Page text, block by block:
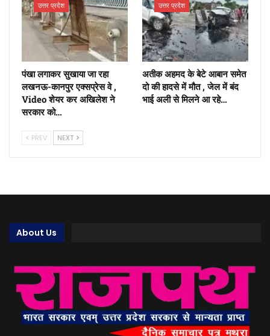
उत्तर प्रदेश
पंखा लगाकर सुखाया जा रहा
लखनऊ-कानपुर एक्सप्रेस वे ,
Video शेयर कर अखिलेश ने
सरकार को…
उत्तर प्रदेश
अतीक अहमद के बेटे आबान समेत
दो की हादसे में मौत , जेल में बंद
भाई अली से मिलने आ रहे…
PREV NEXT
About Us